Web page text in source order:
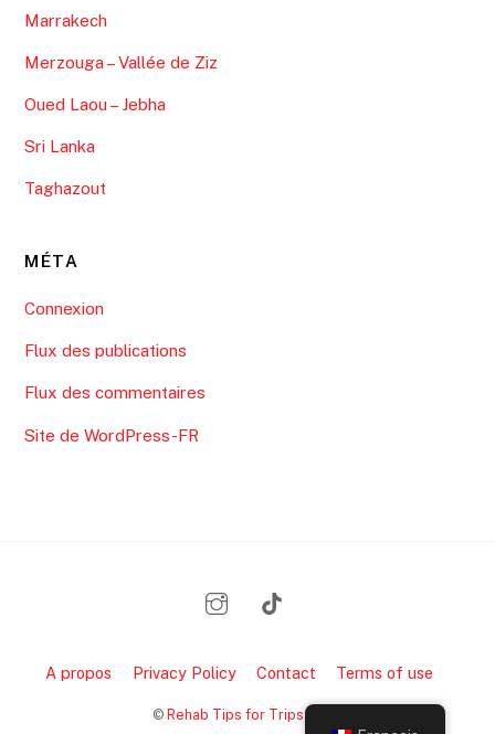
Marrakech
Merzouga – Vallée de Ziz
Oued Laou – Jebha
Sri Lanka
Taghazout
MÉTA
Connexion
Flux des publications
Flux des commentaires
Site de WordPress-FR
A propos Privacy Policy Contact Terms of use
© Rehab Tips for Trips2026